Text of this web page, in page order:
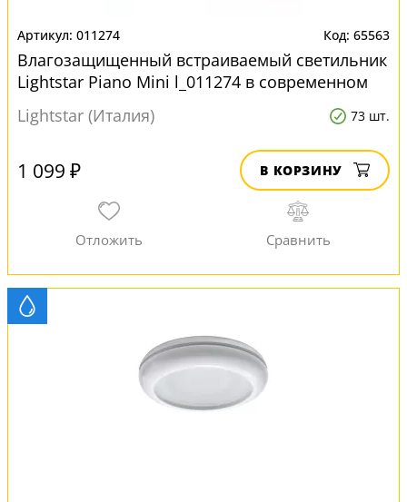
011274 65563
Влагозащищенный встраиваемый светильник
Lightstar Piano Mini l_011274 в современном
стиле
Lightstar (Италия) 73 шт.
1 099 ₽ В КОРЗИНУ